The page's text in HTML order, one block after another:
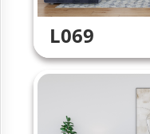
L069